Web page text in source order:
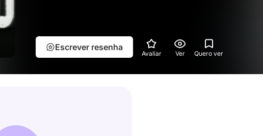
Escrever resenha
Avaliar Ver Quero ver